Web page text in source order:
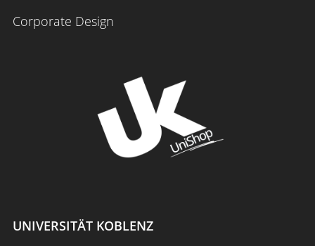
Corporate Design
UNIVERSITÄT KOBLENZ